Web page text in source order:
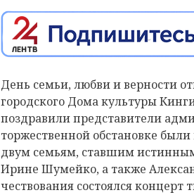
День семьи, любви и верности
городского Дома культуры
поздравили представители
торжественной обстановке
двум семьям, ставшим
Ирине Шумейко, а также
чествования состоялся концерт